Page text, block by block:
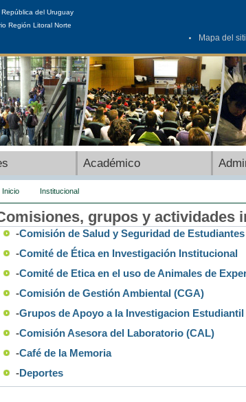
del Uruguay
Región Litoral Norte
Mapa del
Académico
Inicio Institucional
grupos y actividades
-Comisión de Salud y Seguridad de
-Comité de Ética en Investigación Institucional
-Comité de Etica en el uso de Animales de
-Comisión de Gestión Ambiental (CGA)
-Grupos de Apoyo a la Investigacion Estudiantil
-Comisión Asesora del Laboratorio (CAL)
-Café de la Memoria
-Deportes